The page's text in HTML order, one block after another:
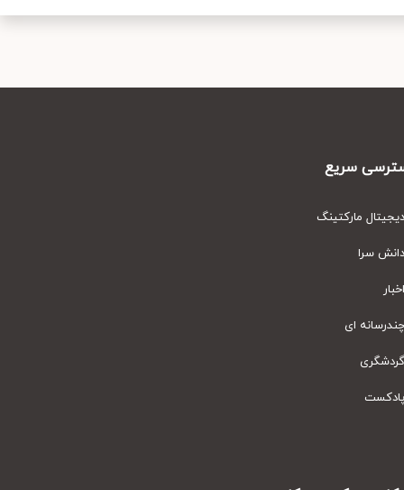
سریع
مارکتینگ
سرا
ای